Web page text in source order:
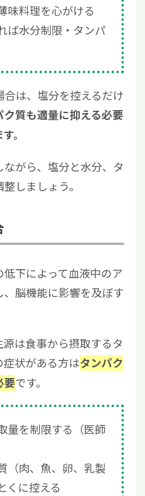
味料理を心がける
ば水分制限・タンパ
は、塩分を控えるだけ
質も適量に抑える必要
。
がら、塩分と水分、タ
しましょう。
下によって血液中のア
脳機能に影響を及ぼす
は食事から摂取するタ
状がある方はタンパク
要です。
量を制限する（医師
（肉、魚、卵、乳製
くに控える